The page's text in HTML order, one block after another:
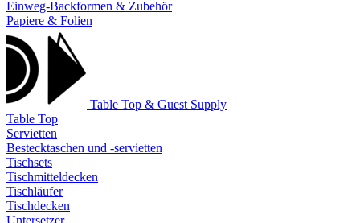
Einweg-Backformen & Zubehör
Papiere & Folien
Table Top & Guest Supply
Table Top
Servietten
Bestecktaschen und -servietten
Tischsets
Tischmitteldecken
Tischläufer
Tischdecken